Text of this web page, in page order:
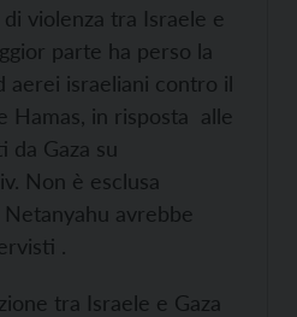
violenza tra Israele e
parte ha perso la
aerei israeliani contro il
Hamas, in risposta alle
Gaza su
Non è esclusa
avrebbe
.
tra Israele e Gaza